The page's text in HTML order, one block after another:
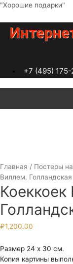
Перейти
"Хорошие подарки"
+7 (495)
Главная / Постеры
Виллем.
₽1,200.00
Размер 24 х 30 см.
Копия картины